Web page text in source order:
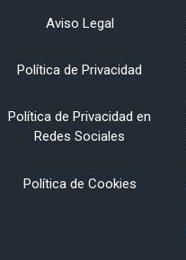
Aviso Legal
Política de Privacidad
Política de Privacidad en
Redes Sociales
Política de Cookies